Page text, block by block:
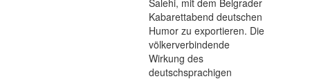
Salehi, mit dem Belgrader
Kabarettabend deutschen
Humor zu exportieren. Die
völkerverbindende
Wirkung des
deutschsprachigen